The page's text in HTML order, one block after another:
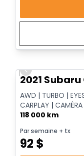
Vidéo disponible
Previous slide
2021
AWD | TURBO |
CARPLAY |
118 000 km
Par semaine + tx
92 $